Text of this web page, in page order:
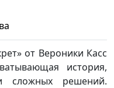
от Вероники Касс
история,
сложных решений.